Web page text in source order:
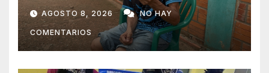
ahora vende caramelos para
subsistir
AGOSTO 8, 2026 NO HAY
COMENTARIOS